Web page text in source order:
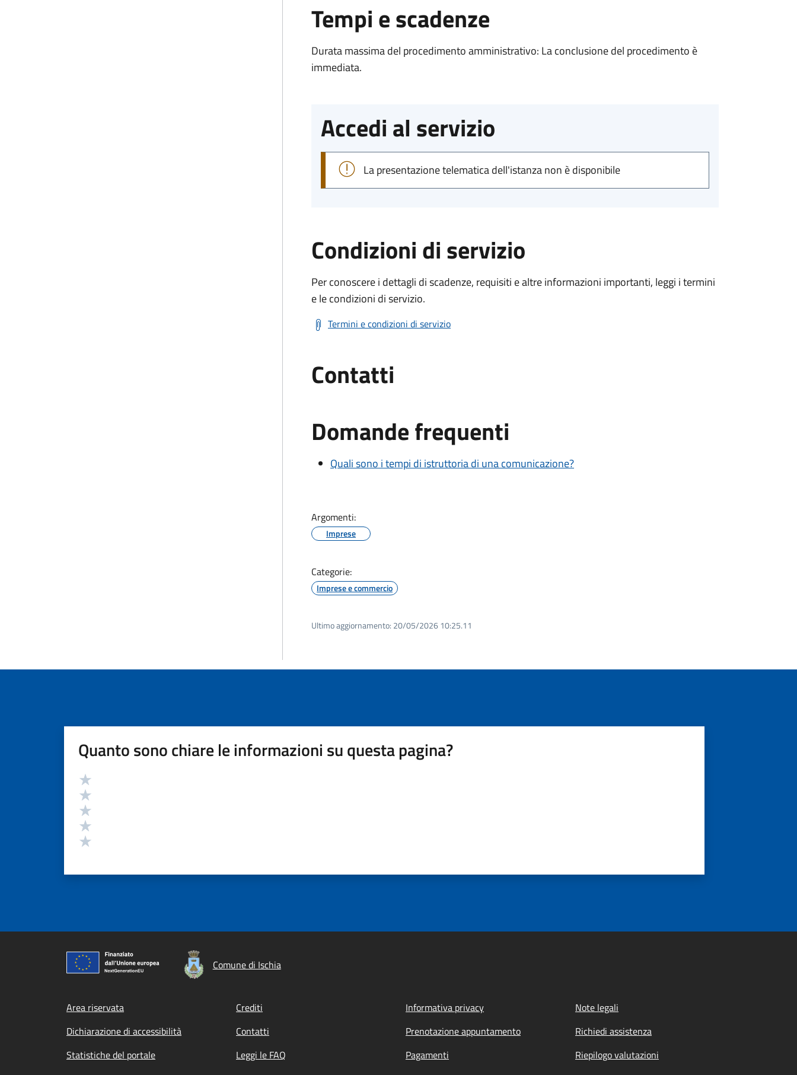
Tempi e scadenze
Durata massima del procedimento amministrativo: La conclusione del procedimento è
immediata.
Accedi al servizio
La presentazione telematica dell'istanza non è disponibile
Condizioni di servizio
Per conoscere i dettagli di scadenze, requisiti e altre informazioni importanti, leggi i termini
e le condizioni di servizio.
Termini e condizioni di servizio
Contatti
Domande frequenti
Quali sono i tempi di istruttoria di una comunicazione?
Argomenti:
Imprese
Categorie:
Imprese e commercio
Ultimo aggiornamento: 20/05/2026 10:25.11
Quanto sono chiare le informazioni su questa pagina?
Valutazione
Comune di Ischia
Footer menu
Area riservata Crediti Informativa privacy
Note legali
Dichiarazione di accessibilità
Contatti Prenotazione appuntamento
Richiedi assistenza
Statistiche del portale
Leggi le FAQ Pagamenti
Riepilogo valutazioni